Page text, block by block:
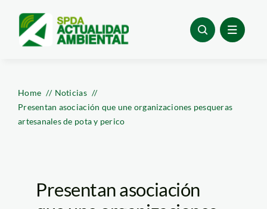
content
Home
Noticias
Presentan asociación que une organizaciones pesqueras
artesanales de pota y perico
Presentan asociación